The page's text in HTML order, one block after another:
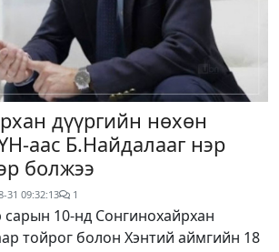
дүүргийн нөхөн
аас Б.Найдалааг нэр
болжээ
31 09:32:13 1
сарын 10-нд Сонгинохайрхан
тойрог болон Хэнтий аймгийн 18